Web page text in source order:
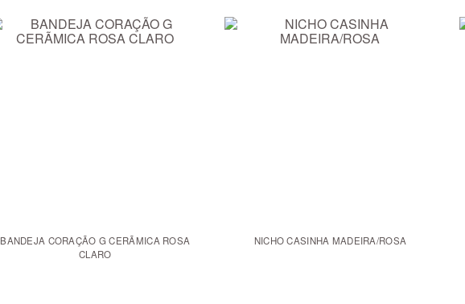
BANDEJA CORAÇÃO G CERÃMICA ROSA
CLARO
NICHO CASINHA MADEIRA/ROSA